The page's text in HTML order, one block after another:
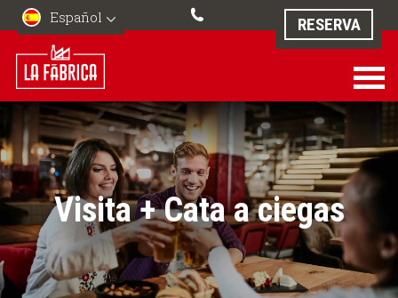
Español RESERVA
Visita + Cata a ciegas